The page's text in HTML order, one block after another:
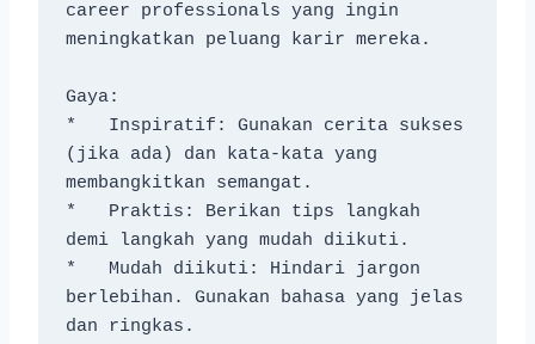
career professionals yang ingin
meningkatkan peluang karir mereka.
Gaya:
*   Inspiratif: Gunakan cerita sukses
(jika ada) dan kata-kata yang
membangkitkan semangat.
*   Praktis: Berikan tips langkah
demi langkah yang mudah diikuti.
*   Mudah diikuti: Hindari jargon
berlebihan. Gunakan bahasa yang jelas
dan ringkas.